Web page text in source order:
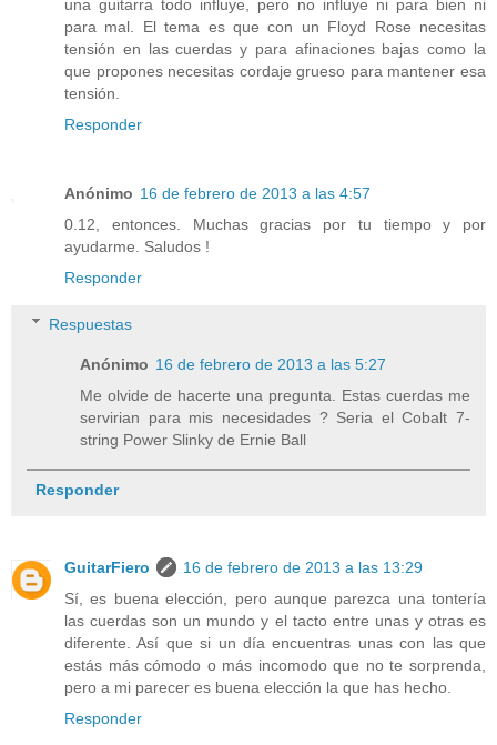
una guitarra todo influye, pero no influye ni para bien ni
para mal. El tema es que con un Floyd Rose necesitas
tensión en las cuerdas y para afinaciones bajas como la
que propones necesitas cordaje grueso para mantener esa
tensión.
Responder
Anónimo 16 de febrero de 2013 a las 4:57
0.12, entonces. Muchas gracias por tu tiempo y por
ayudarme. Saludos !
Responder
Respuestas
Anónimo 16 de febrero de 2013 a las 5:27
Me olvide de hacerte una pregunta. Estas cuerdas me
servirian para mis necesidades ? Seria el Cobalt 7-
string Power Slinky de Ernie Ball
Responder
GuitarFiero
16 de febrero de 2013 a las 13:29
Sí, es buena elección, pero aunque parezca una tontería
las cuerdas son un mundo y el tacto entre unas y otras es
diferente. Así que si un día encuentras unas con las que
estás más cómodo o más incomodo que no te sorprenda,
pero a mi parecer es buena elección la que has hecho.
Responder